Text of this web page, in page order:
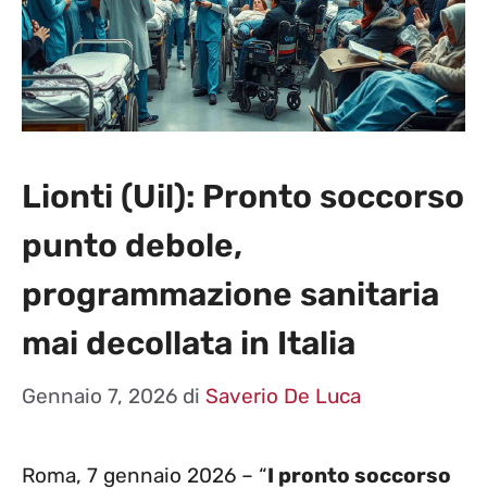
Lionti (Uil): Pronto soccorso
punto debole,
programmazione sanitaria
mai decollata in Italia
Gennaio 7, 2026 di Saverio De Luca
Roma, 7 gennaio 2026 – “I pronto soccorso